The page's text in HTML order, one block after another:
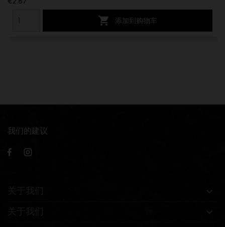
 添加到购物车
我们的建议